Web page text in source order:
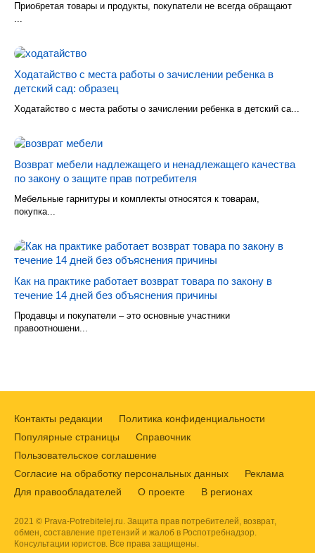
Приобретая товары и продукты, покупатели не всегда обращают
...
Ходатайство с места работы о зачислении ребенка в
детский сад: образец
Ходатайство с места работы о зачислении ребенка в детский са...
Возврат мебели надлежащего и ненадлежащего качества
по закону о защите прав потребителя
Мебельные гарнитуры и комплекты относятся к товарам,
покупка...
Как на практике работает возврат товара по закону в
течение 14 дней без объяснения причины
Продавцы и покупатели – это основные участники
правоотношени...
Контакты редакции
Политика конфиденциальности
Популярные страницы
Справочник
Пользовательское соглашение
Согласие на обработку персональных данных
Реклама
Для правообладателей
О проекте В регионах
2021 © Prava-Potrebitelej.ru. Защита прав потребителей, возврат,
обмен, составление претензий и жалоб в Роспотребнадзор.
Консультации юристов. Все права защищены.